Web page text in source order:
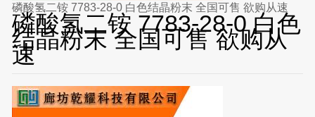
磷酸氢二铵 7783-28-0 白色结晶粉末 全国可售 欲购从速
磷酸氢二铵 7783-28-0 白色
结晶粉末 全国可售 欲购从
速